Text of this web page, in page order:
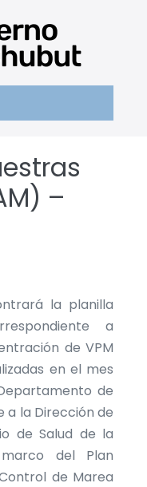
–
la planilla
a
de VPM
en el mes
de
la Dirección de
de Salud de la
del Plan
de Marea